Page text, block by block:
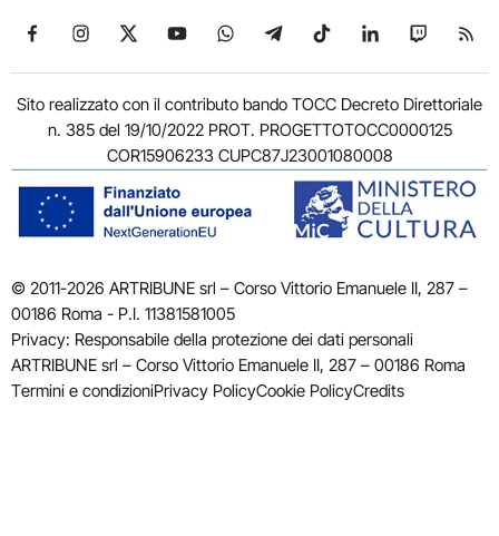
Seguici su Facebook
Seguici su Instagram
Seguici su X
Seguici su YouTube
Seguici su WhatsApp
Seguici su Telegram
Seguici su TikTok
Seguici su
Seguici
Sito realizzato con il contributo bando TOCC Decreto Direttoriale
n. 385 del 19/10/2022 PROT. PROGETTOTOCC0000125
COR15906233 CUPC87J23001080008
© 2011-2026 ARTRIBUNE srl – Corso Vittorio Emanuele II, 287 –
00186 Roma - P.I. 11381581005
Privacy: Responsabile della protezione dei dati personali
ARTRIBUNE srl – Corso Vittorio Emanuele II, 287 – 00186 Roma
Termini e condizioniPrivacy PolicyCookie PolicyCredits